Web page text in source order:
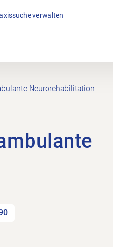
verwalten
Neurorehabilitation